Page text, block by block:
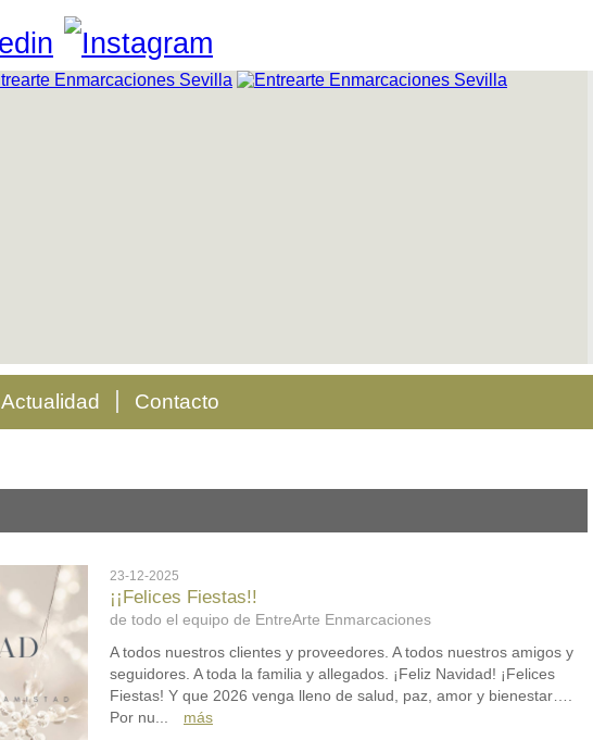
Actualidad Contacto
23-12-2025
¡¡Felices Fiestas!!
de todo el equipo de EntreArte Enmarcaciones
A todos nuestros clientes y proveedores. A todos nuestros amigos y
seguidores. A toda la familia y allegados. ¡Feliz Navidad! ¡Felices
Fiestas! Y que 2026 venga lleno de salud, paz, amor y bienestar….
Por nu...
más